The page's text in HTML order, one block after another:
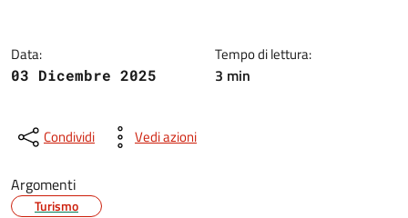
Data:
03 Dicembre 2025
Tempo di lettura:
3 min
Condividi Vedi azioni
Argomenti
Turismo